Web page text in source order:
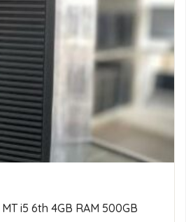
i5 8th 4GB RAM 500GB